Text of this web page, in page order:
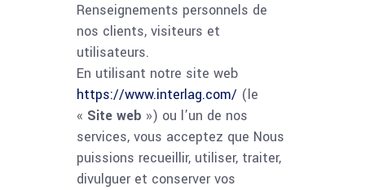
Renseignements personnels de
nos clients, visiteurs et
utilisateurs.
En utilisant notre site web
https://www.interlag.com/ (le
« Site web ») ou l’un de nos
services, vous acceptez que Nous
puissions recueillir, utiliser, traiter,
divulguer et conserver vos